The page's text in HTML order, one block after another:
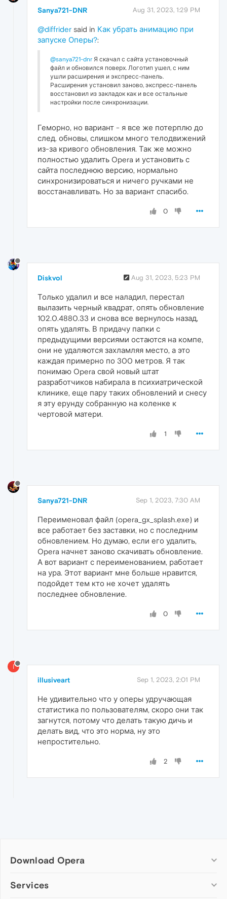
Sanya721-DNR Aug 31, 2023, 1:29 PM
@diffrider said in Как убрать анимацию при
запуске Оперы?:
@sanya721-dnr Я скачал с сайта установочный
файл и обновился поверх. Логотип ушел, с ним
ушли расширения и экспресс-панель.
Расширения установил заново, экспресс-панель
восстановил из закладок как и все остальные
настройки после синхронизации.
Геморно, но вариант - я все же потерплю до
след. обновы, слишком много телодвижений
из-за кривого обновления. Так же можно
полностью удалить Opera и установить с
сайта последнюю версию, нормально
синхронизироваться и ничего ручками не
восстанавливать. Но за вариант спасибо.
0
Diskvol Aug 31, 2023, 5:23 PM
Только удалил и все наладил, перестал
вылазить черный квадрат, опять обновление
102.0.4880.33 и снова все вернулось назад,
опять удалять. В придачу папки с
предыдущими версиями остаются на компе,
они не удаляются захламляя место, а это
каждая примерно по 300 метров. Я так
понимаю Opera свой новый штат
разработчиков набирала в психиатрической
клинике, еще пару таких обновлений и снесу
я эту ерунду собранную на коленке к
чертовой матери.
1
Sanya721-DNR Sep 1, 2023, 7:30 AM
Переименовал файл (opera_gx_splash.exe) и
все работает без заставки, но с последним
обновлением. Но думаю, если его удалить,
Opera начнет заново скачивать обновление.
А вот вариант с переименованием, работает
на ура. Этот вариант мне больше нравится,
подойдет тем кто не хочет удалять
последнее обновление.
0
I
illusiveart Sep 1, 2023, 2:01 PM
Не удивительно что у оперы удручающая
статистика по пользователям, скоро они так
загнутся, потому что делать такую дичь и
делать вид, что это норма, ну это
непростительно.
2
Download Opera
Computer browsers
Services